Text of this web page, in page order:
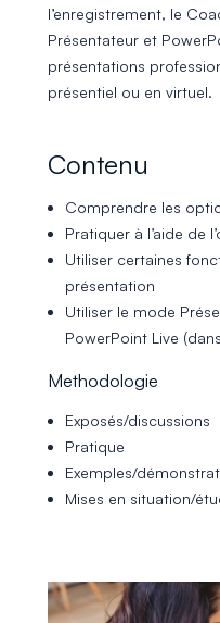
l’enregistrement, le
Présentateur et
présentations
présentiel ou en virtuel.
Contenu
Comprendre les
Pratiquer à l’aide de
Utiliser certaines
présentation
Utiliser le mode
PowerPoint Live
Methodologie
Exposés/discussions
Pratique
Exemples/
Mises en situation/